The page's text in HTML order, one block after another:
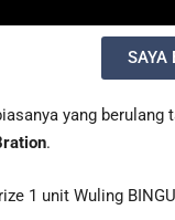
SAYA
yang
.
1 unit Wuling